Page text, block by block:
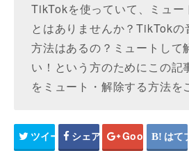
TikTokを使っていて、ミュー
とはありませんか？TikTok
方法はあるの？ミュートして
い！という方のためにこの
をミュート・解除する方法を
ツイート シェア Google+ はてブ